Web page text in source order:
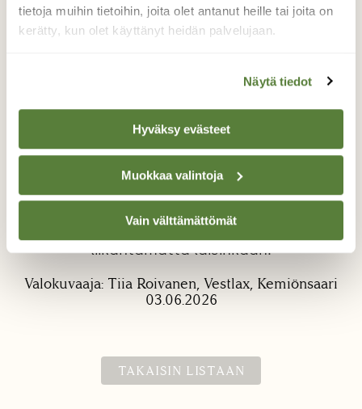
tietoja muihin tietoihin, joita olet antanut heille tai joita on
kerätty, kun olet käyttänyt heidän palvelujaan.
Näytä tiedot
Hyväksy evästeet
Muokkaa valintoja
Vain välttämättömät
Nastakehrääjä
Kävelin merenrantapolkua Vestlaxissa
Kemiönsaaressa, kun huomasin ison
näyttävän perhosen koiranputken
kukkavarressa. Siinä hän nukkui nokosiaan
liikahtamatta laisinkaan.
Valokuvaaja: Tiia Roivanen, Vestlax, Kemiönsaari
03.06.2026
TAKAISIN LISTAAN